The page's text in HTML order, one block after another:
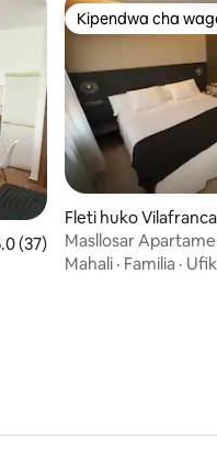
4 wa wastani wa 5.0
(37)
Kipendwa cha
Kipendwa cha
Fleti huko Vilafranca
Masllosar
Mahali · Familia ·